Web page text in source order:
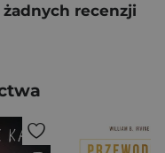
recenzji